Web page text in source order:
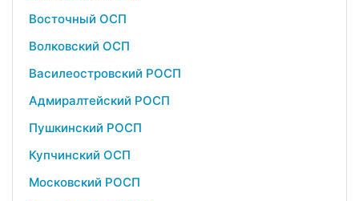
Восточный ОСП
Волковский ОСП
Василеостровский РОСП
Адмиралтейский РОСП
Пушкинский РОСП
Купчинский ОСП
Московский РОСП